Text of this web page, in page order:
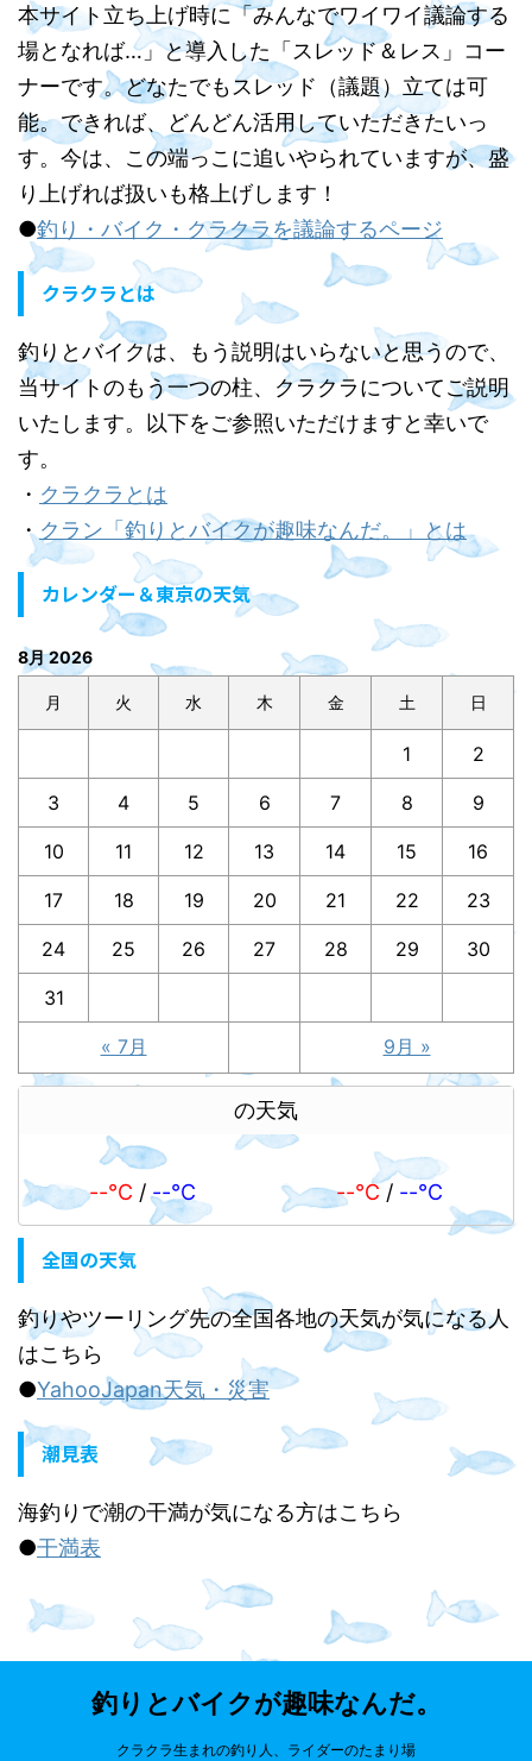
本サイト立ち上げ時に「みんなでワイワイ議論する
場となれば…」と導入した「スレッド＆レス」コー
ナーです。どなたでもスレッド（議題）立ては可
能。できれば、どんどん活用していただきたいっ
す。今は、この端っこに追いやられていますが、盛
り上げれば扱いも格上げします！
●釣り・バイク・クラクラを議論するページ
クラクラとは
釣りとバイクは、もう説明はいらないと思うので、
当サイトのもう一つの柱、クラクラについてご説明
いたします。以下をご参照いただけますと幸いで
す。
・ クラクラとは
・ クラン「釣りとバイクが趣味なんだ。」とは
カレンダー＆東京の天気
8月 2026
月 火 水 木 金 土 日
1 2
3 4 5 6 7 8 9
10 11 12 13 14 15 16
17 18 19 20 21 22 23
24 25 26 27 28 29 30
31
« 7月 9月 »
の天気
--℃ /--℃ --℃/ --℃
全国の天気
釣りやツーリング先の全国各地の天気が気になる人
はこちら
●YahooJapan天気・災害
潮見表
海釣りで潮の干満が気になる方はこちら
●干満表
釣りとバイクが趣味なんだ。
クラクラ生まれの釣り人、ライダーのたまり場